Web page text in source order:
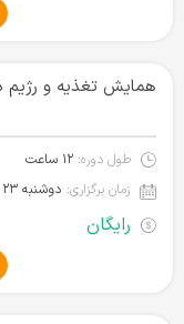
همایش تغذیه و رژیم درمانی دکتری
طول دوره: ۱۲ ساعت
زمان برگزاری: دوشنبه ۲۳ خرداد ۱۴۰۱‌ ساعت ۰۸:۰۰
رایگان